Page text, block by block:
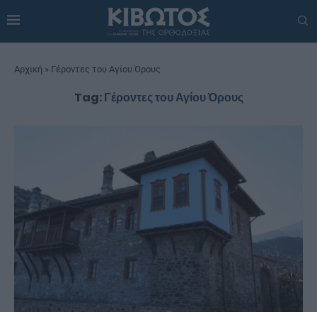
Αρχική » Γέροντες του Αγίου Όρους
Tag:Γέροντες του Αγίου Όρους